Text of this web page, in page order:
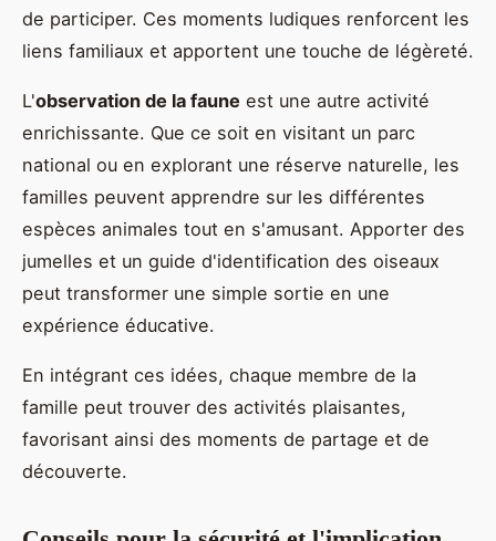
de participer. Ces moments ludiques renforcent les
liens familiaux et apportent une touche de légèreté.
L'observation de la faune est une autre activité
enrichissante. Que ce soit en visitant un parc
national ou en explorant une réserve naturelle, les
familles peuvent apprendre sur les différentes
espèces animales tout en s'amusant. Apporter des
jumelles et un guide d'identification des oiseaux
peut transformer une simple sortie en une
expérience éducative.
En intégrant ces idées, chaque membre de la
famille peut trouver des activités plaisantes,
favorisant ainsi des moments de partage et de
découverte.